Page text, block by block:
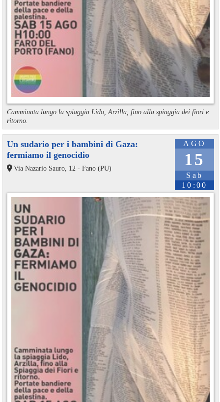
Camminata lungo la spiaggia Lido, Arzilla, fino alla spiaggia dei fiori e
ritorno.
AGO
15
Sab
10:00
Un sudario per i bambini di Gaza:
fermiamo il genocidio
Via Nazario Sauro, 12 - Fano (PU)